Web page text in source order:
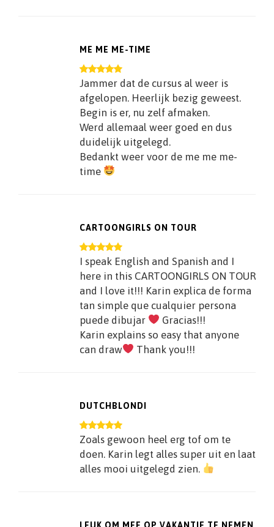
ME ME ME-TIME
Jammer dat de cursus al weer is
afgelopen. Heerlijk bezig geweest.
Begin is er, nu zelf afmaken.
Werd allemaal weer goed en dus
duidelijk uitgelegd.
Bedankt weer voor de me me me-
time
CARTOONGIRLS ON TOUR
I speak English and Spanish and I
here in this CARTOONGIRLS ON TOUR
and I love it!!! Karin explica de forma
tan simple que cualquier persona
puede dibujar
Gracias!!!
Karin explains so easy that anyone
can draw
Thank you!!!
DUTCHBLONDI
Zoals gewoon heel erg tof om te
doen. Karin legt alles super uit en laat
alles mooi uitgelegd zien.
LEUK OM MEE OP VAKANTIE TE NEMEN